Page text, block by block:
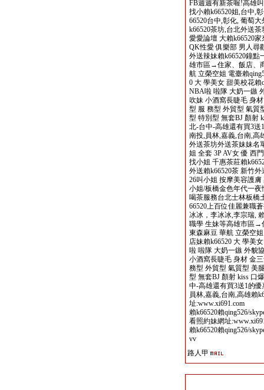
FB週週有新茶喔!高雄
找小賴k66520姐,台中,
66520台中,彰化, 葡萄
k66520茶坊,台北外送
愛愛論壇 大賴k66520
QK性愛 俱樂部 男人尋
外送辣妹賴k66520鐘點
雄市區→住家、飯店、
航 立榮空姐 電臺賴
0 大 學美女 甜美校花賴
NBA啦 啦隊 大奶一鏃
吹妹 小酒窩長睫毛 身
型 服 務型 外貿型 氣質
型 特別型 無套BJ 顏射
北-台中-高雄還有買3送
南投,員林,嘉義,台南,高
外送茶坊外送茶妹妹名
姐 全套 3P AV女 優 西
找小姐 千惠茶莊賴
外送賴k66520茶 新竹
26叫小姐 按摩美容護
小姐/板橋金色年代一夜
喝茶服務台北士林板橋
66520上百位佳麗兼職
冰冰，李冰冰,李宗瑞,
職學 生妹等高雄市區→
東森麻豆 華航 立榮空
店妹賴k66520 大 學美
啦 啦隊 大奶一鏃 外貌
小酒窩長睫毛 身材 金
務型 外貿型 氣質型 美
型 無套BJ 顏射 kiss 口
中-高雄還有買3送1的
員林,嘉義,台南,高雄賴
址:www.xi691.com
賴k66520賴qing526/
看照約妹網址
賴k66520賴qing526/
vv
路人甲